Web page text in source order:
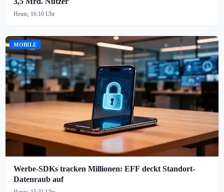
Heute, 16:10 Uhr
MOBILE
Werbe-SDKs tracken Millionen: EFF deckt Standort-
Datenraub auf